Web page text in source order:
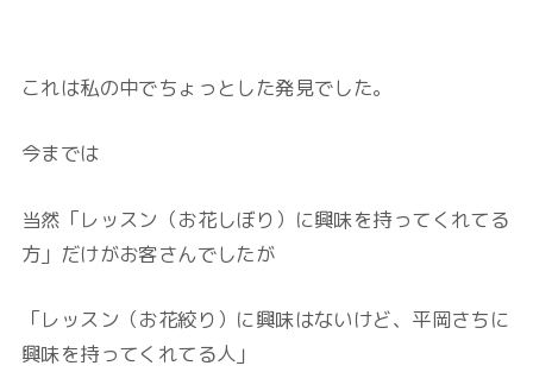
これは私の中でちょっとした発見でした。
今までは
当然「レッスン（お花しぼり）に興味を持ってくれてる
方」だけがお客さんでしたが
「レッスン（お花絞り）に興味はないけど、平岡さちに
興味を持ってくれてる人」